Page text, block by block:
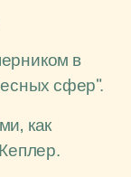
в
сфер".
как